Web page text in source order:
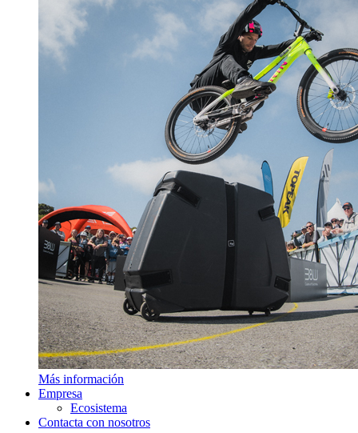
Más información
Empresa
Ecosistema
Contacta con nosotros